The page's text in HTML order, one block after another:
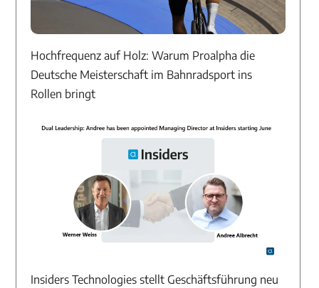
Hochfrequenz auf Holz: Warum Proalpha die
Deutsche Meisterschaft im Bahnradsport ins
Rollen bringt
Insiders Technologies stellt Geschäftsführung neu